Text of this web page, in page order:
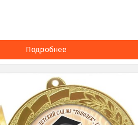
Подробнее